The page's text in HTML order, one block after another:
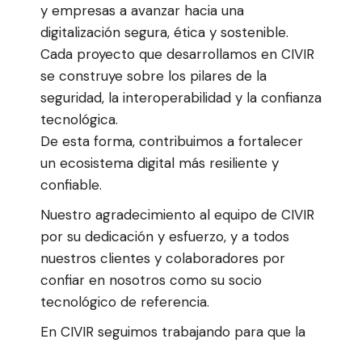
y empresas a avanzar hacia una
digitalización segura, ética y sostenible.
Cada proyecto que desarrollamos en CIVIR
se construye sobre los pilares de la
seguridad, la interoperabilidad y la confianza
tecnológica.
De esta forma, contribuimos a fortalecer
un ecosistema digital más resiliente y
confiable.
Nuestro agradecimiento al equipo de CIVIR
por su dedicación y esfuerzo, y a todos
nuestros clientes y colaboradores por
confiar en nosotros como su socio
tecnológico de referencia.
En CIVIR seguimos trabajando para que la